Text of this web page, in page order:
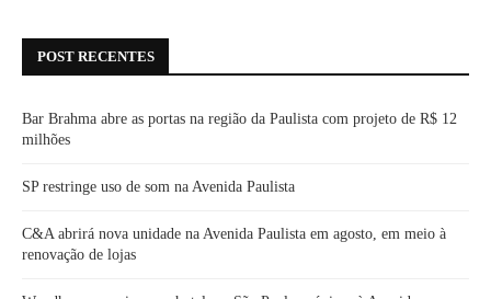
POST RECENTES
Bar Brahma abre as portas na região da Paulista com projeto de R$ 12
milhões
SP restringe uso de som na Avenida Paulista
C&A abrirá nova unidade na Avenida Paulista em agosto, em meio à
renovação de lojas